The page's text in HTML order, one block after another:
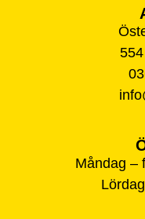
Måndag –